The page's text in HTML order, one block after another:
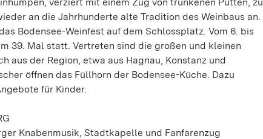
an die Jahrhunderte alte Tradition des Weinbaus an.
Bodensee-Weinfest auf dem Schlossplatz. Vom 6. bis
39. Mal statt. Vertreten sind die großen und kleinen
aus der Region, etwa aus Hagnau, Konstanz und
öffnen das Füllhorn der Bodensee-Küche. Dazu
für Kinder.
Knabenmusik, Stadtkapelle und Fanfarenzug